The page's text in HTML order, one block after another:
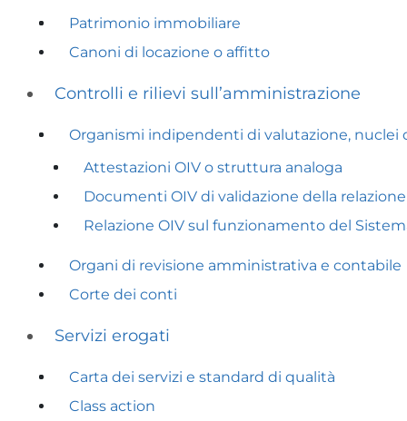
Patrimonio immobiliare
Canoni di locazione o affitto
Controlli e rilievi sull’amministrazione
Organismi indipendenti di valutazione, nuclei
Attestazioni OIV o struttura analoga
Documenti OIV di validazione della
Relazione OIV sul funzionamento del
Organi di revisione amministrativa e contabile
Corte dei conti
Servizi erogati
Carta dei servizi e standard di qualità
Class action